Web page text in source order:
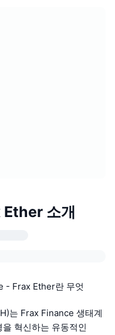
소개
- Frax Ether란 무엇
는 Frax Finance 생태계
혁신하는 유동적인